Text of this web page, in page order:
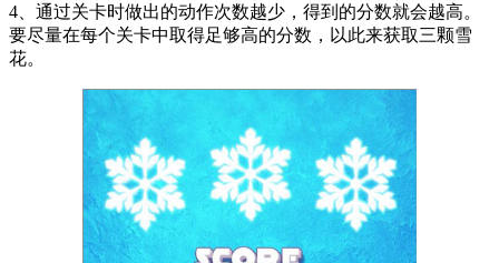
4、通过关卡时做出的动作次数越少，得到的分数就会越高。
要尽量在每个关卡中取得足够高的分数，以此来获取三颗雪
花。